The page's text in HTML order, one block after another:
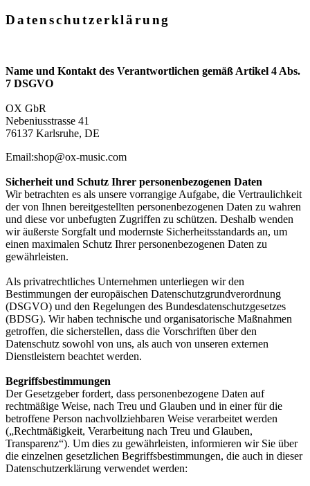
Datenschutz­erklärung
Name und Kontakt des Verantwortlichen gemäß Artikel 4 Abs.
7 DSGVO
OX GbR
Nebeniusstrasse 41
76137 Karlsruhe, DE
Email:shop@ox-music.com
Sicherheit und Schutz Ihrer personenbezogenen Daten
Wir betrachten es als unsere vorrangige Aufgabe, die Vertraulichkeit
der von Ihnen bereitgestellten personenbezogenen Daten zu wahren
und diese vor unbefugten Zugriffen zu schützen. Deshalb wenden
wir äußerste Sorgfalt und modernste Sicherheitsstandards an, um
einen maximalen Schutz Ihrer personenbezogenen Daten zu
gewährleisten.
Als privatrechtliches Unternehmen unterliegen wir den
Bestimmungen der europäischen Datenschutzgrundverordnung
(DSGVO) und den Regelungen des Bundesdatenschutzgesetzes
(BDSG). Wir haben technische und organisatorische Maßnahmen
getroffen, die sicherstellen, dass die Vorschriften über den
Datenschutz sowohl von uns, als auch von unseren externen
Dienstleistern beachtet werden.
Begriffsbestimmungen
Der Gesetzgeber fordert, dass personenbezogene Daten auf
rechtmäßige Weise, nach Treu und Glauben und in einer für die
betroffene Person nachvollziehbaren Weise verarbeitet werden
(„Rechtmäßigkeit, Verarbeitung nach Treu und Glauben,
Transparenz“). Um dies zu gewährleisten, informieren wir Sie über
die einzelnen gesetzlichen Begriffsbestimmungen, die auch in dieser
Datenschutzerklärung verwendet werden: